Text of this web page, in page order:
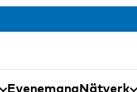
EvenemangNätverk